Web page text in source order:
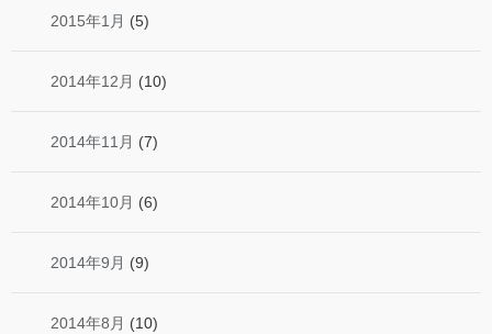
2015年1月 (5)
2014年12月 (10)
2014年11月 (7)
2014年10月 (6)
2014年9月 (9)
2014年8月 (10)